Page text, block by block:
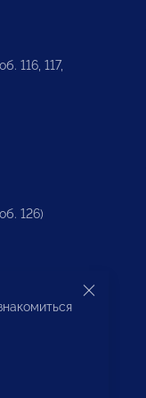
116, 117,
126)